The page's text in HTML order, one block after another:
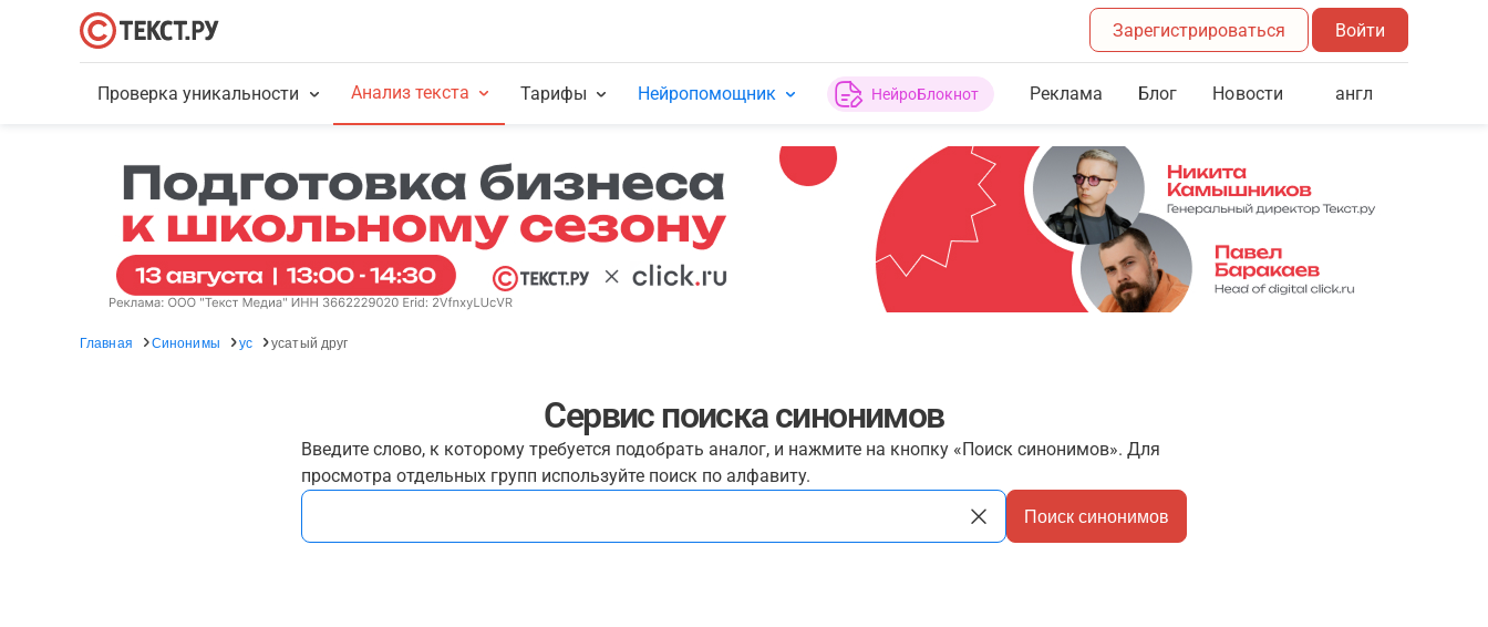
Зарегистрироваться Войти
Проверка уникальности Анализ текста Тарифы Нейропомощник НейроБлокнот Реклама Блог Новости англ
Главная Синонимы ус усатый друг
Сервис поиска синонимов
Введите слово, к которому требуется подобрать аналог, и нажмите на кнопку «Поиск синонимов». Для
просмотра отдельных групп используйте поиск по алфавиту.
Поиск синонимов